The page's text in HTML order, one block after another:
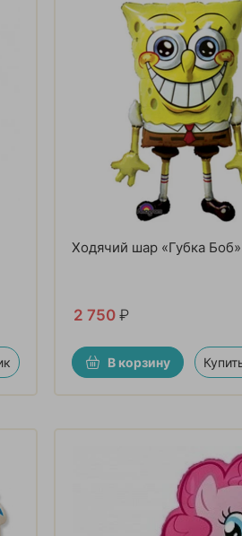
Ходячий шар «Губка
2 750 ₽
В корзину